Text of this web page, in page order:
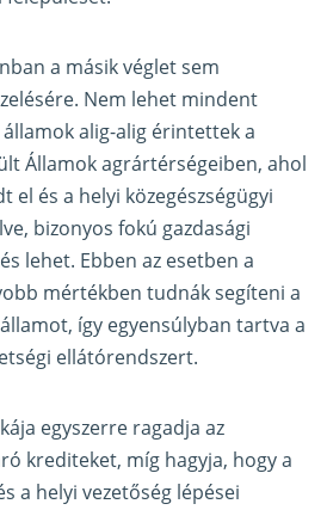
a másik véglet sem
Nem lehet mindent
alig-alig érintettek a
Államok agrártérségeiben, ahol
el és a helyi közegészségügyi
bizonyos fokú gazdasági
lehet. Ebben az esetben a
mértékben tudnák segíteni a
így egyensúlyban tartva a
ellátórendszert.
egyszerre ragadja az
krediteket, míg hagyja, hogy a
a helyi vezetőség lépései